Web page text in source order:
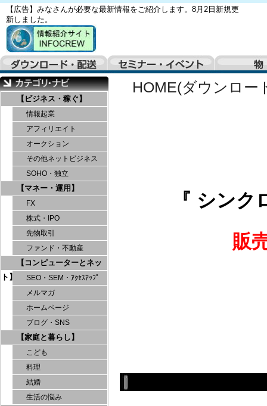
【広告】みなさんが必要な最新情報をご紹介します。8月2日新規更
新しました。
【ビジネス・稼ぐ】
情報起業
アフィリエイト
オークション
その他ネットビジネス
SOHO・独立
【マネー・運用】
FX
株式・IPO
先物取引
ファンド・不動産
【コンピューターとネッ
ト】
SEO・SEM・ｱｸｾｽｱｯﾌﾟ
メルマガ
ホームページ
ブログ・SNS
【家庭と暮らし】
こども
料理
結婚
生活の悩み
HOME(ダウンロー
『 シン
販